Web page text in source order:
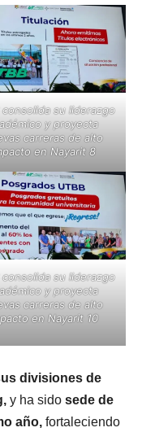
consolida su liderazgo
y proyecta
carreras de alto
en Nayarit 8
consolida su liderazgo
y proyecta
carreras de alto
en Nayarit 10
divisiones de
y ha sido sede de
año, fortaleciendo